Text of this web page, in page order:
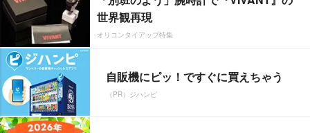
世界観再現
オリコンタイアップ特集
自販機にピッ！ですぐに買えちゃう
（PR）ジハンピ